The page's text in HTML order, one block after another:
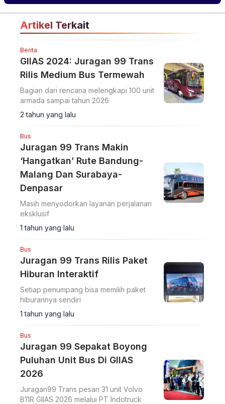
Artikel Terkait
Berita
GIIAS 2024: Juragan 99 Trans
Rilis Medium Bus Termewah
Bagian dari rencana melengkapi 100 unit
armada sampai tahun 2026
2 tahun yang lalu
Bus
Juragan 99 Trans Makin
‘Hangatkan’ Rute Bandung-
Malang Dan Surabaya-
Denpasar
Masih menyodorkan layanan perjalanan
eksklusif
1 tahun yang lalu
Bus
Juragan 99 Trans Rilis Paket
Hiburan Interaktif
Setiap penumpang bisa memilih paket
hiburannya sendiri
1 tahun yang lalu
Bus
Juragan 99 Sepakat Boyong
Puluhan Unit Bus Di GIIAS
2026
Juragan99 Trans pesan 31 unit Volvo
B11R GIIAS 2026 melalui PT Indotruck